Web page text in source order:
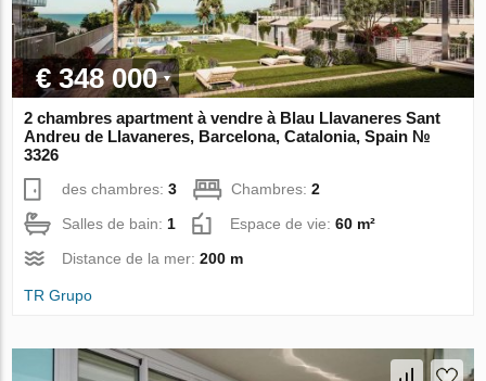
€ 348 000
2 chambres apartment à vendre à Blau Llavaneres Sant
Andreu de Llavaneres, Barcelona, Catalonia, Spain №
3326
des chambres:3 Chambres:2
Salles de bain:1 Espace de vie:60 m²
Distance de la mer:200 m
TR Grupo